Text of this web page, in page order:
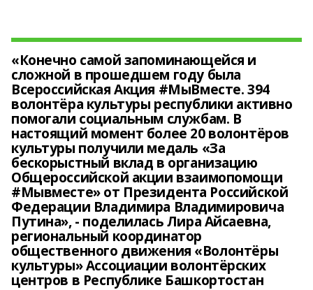
«Конечно самой запоминающейся и
сложной в прошедшем году была
Всероссийская Акция #МыВместе. 394
волонтёра культуры республики активно
помогали социальным службам. В
настоящий момент более 20 волонтёров
культуры получили медаль «За
бескорыстный вклад в организацию
Общероссийской акции взаимопомощи
#Мывместе» от Президента Российской
Федерации Владимира Владимировича
Путина», - поделилась Лира Айсаевна,
региональный координатор
общественного движения «Волонтёры
культуры» Ассоциации волонтёрских
центров в Республике Башкортостан